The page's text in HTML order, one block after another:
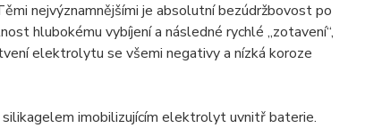
nejvýznamnějšími je absolutní bezúdržbovost po
hlubokému vybíjení a následné rychlé „zotavení“,
elektrolytu se všemi negativy a nízká koroze
imobilizujícím elektrolyt uvnitř baterie.